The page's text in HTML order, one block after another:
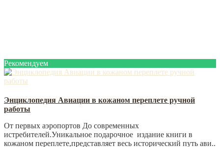
Рекомендуем
Энциклопедия Авиации в кожаном переплете ручной
работы
От первых аэропортов До современных
истребителей.Уникальное подарочное издание книги в
кожаном переплете,представляет весь исторический путь ави..